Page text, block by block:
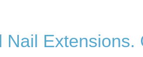
Extensions.